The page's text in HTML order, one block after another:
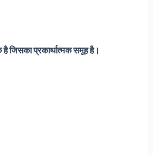
है जिसका प्रकार्थात्मक समूह है।